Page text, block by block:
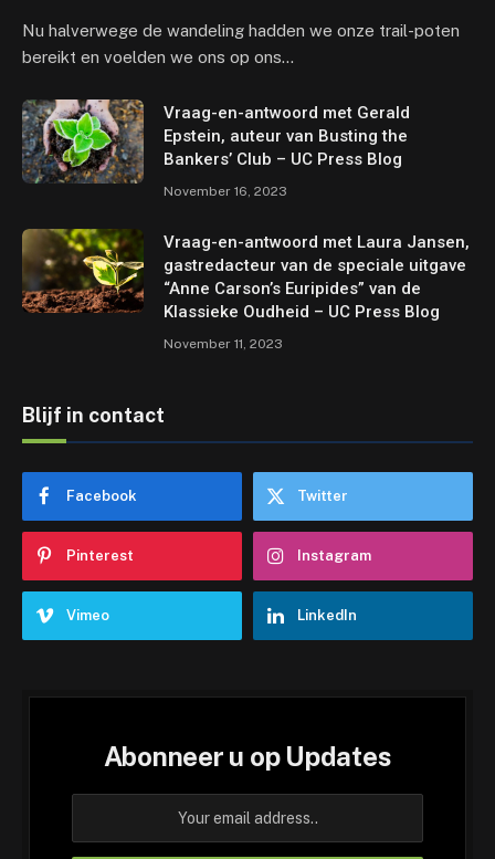
Nu halverwege de wandeling hadden we onze trail-poten
bereikt en voelden we ons op ons…
Vraag-en-antwoord met Gerald
Epstein, auteur van Busting the
Bankers’ Club – UC Press Blog
November 16, 2023
Vraag-en-antwoord met Laura Jansen,
gastredacteur van de speciale uitgave
“Anne Carson’s Euripides” van de
Klassieke Oudheid – UC Press Blog
November 11, 2023
Blijf in contact
Facebook Twitter
Pinterest Instagram
Vimeo LinkedIn
Abonneer u op Updates